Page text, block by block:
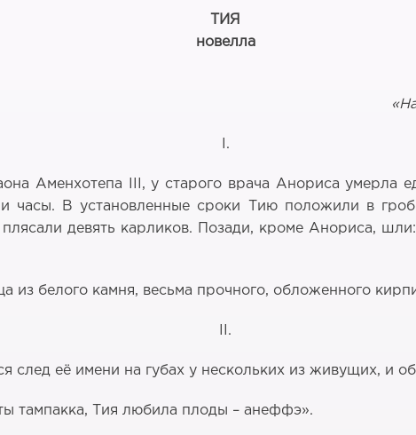
ТИЯ
новелла
I.
Аменхотепа III, у старого врача Анориса умерла
часы. В установленные сроки Тию положили в
девять карликов. Позади, кроме Анориса,
из белого камня, весьма прочного, обложенного
II.
след её имени на губах у нескольких из живущих, и
тампакка, Тия любила плоды – анеффэ».